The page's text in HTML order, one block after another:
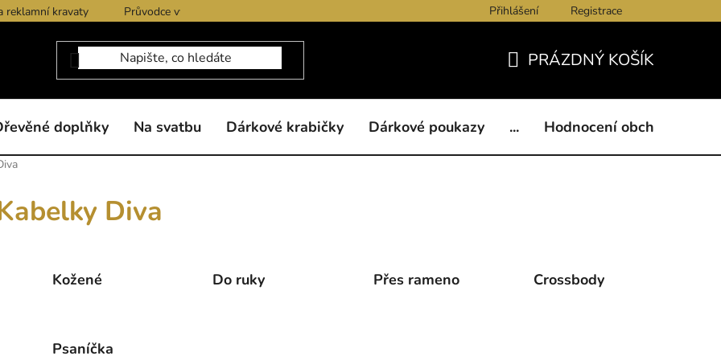
reklamní kravaty Průvodce výběrem produktů Kontakty Obchodní podmínky
Přihlášení Registrace
KOŠÍK
PRÁZDNÝ KOŠÍK
doplňky Na svatbu Dárkové krabičky Dárkové poukazy ... Hodnocení obchodu
Diva
Kožené Do ruky Přes rameno Crossbody
Psaníčka